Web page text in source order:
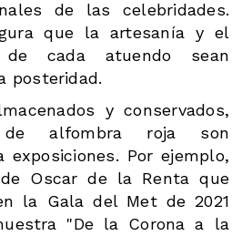
de las celebridades.
que la artesanía y el
de cada atuendo sean
posteridad.
y conservados,
alfombra roja son
exposiciones. Por ejemplo,
Oscar de la Renta que
la Gala del Met de 2021
"De la Corona a la